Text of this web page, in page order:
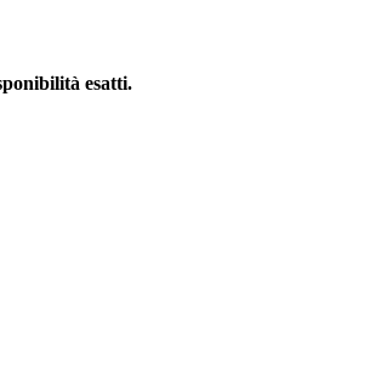
esatti.